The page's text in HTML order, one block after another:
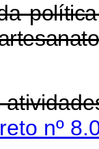
nº